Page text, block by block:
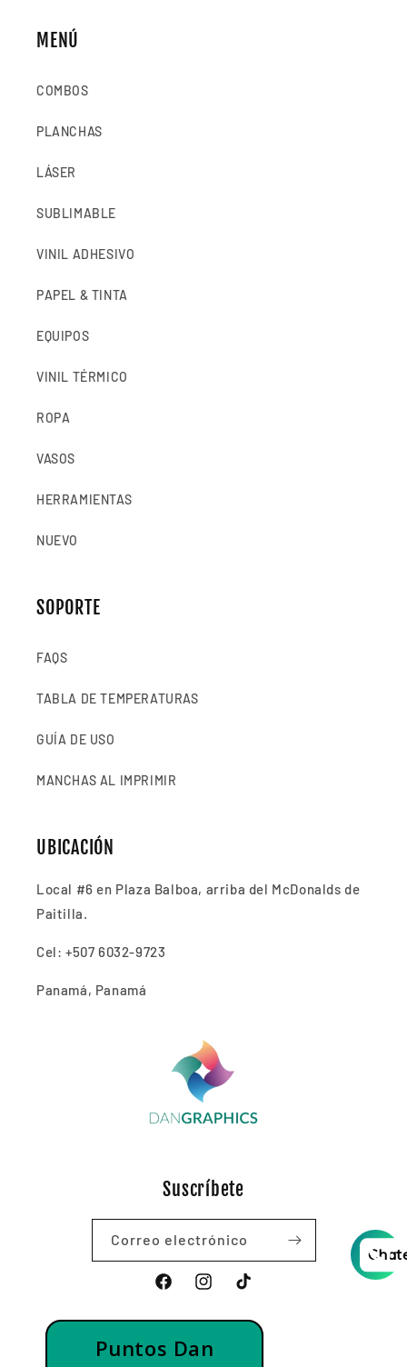
MENÚ
COMBOS
PLANCHAS
LÁSER
SUBLIMABLE
VINIL ADHESIVO
PAPEL & TINTA
EQUIPOS
VINIL TÉRMICO
ROPA
VASOS
HERRAMIENTAS
NUEVO
SOPORTE
FAQS
TABLA DE TEMPERATURAS
GUÍA DE USO
MANCHAS AL IMPRIMIR
UBICACIÓN
Local #6 en Plaza Balboa, arriba del McDonalds de
Paitilla.
Cel: +507 6032-9723
Panamá, Panamá
Suscríbete
Correo electrónico
FacebookInstagramTikTok
© 2026,DAN GRAPHICS
Puntos Dan